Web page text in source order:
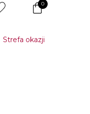
0
Strefa okazji